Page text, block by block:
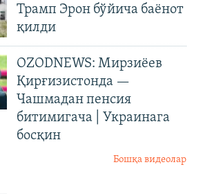
Трамп Эрон бўйича баёнот
қилди
OZODNEWS: Мирзиёев
Қирғизистонда —
Чашмадан пенсия
битимигача | Украинага
босқин
Бошқа видеолар